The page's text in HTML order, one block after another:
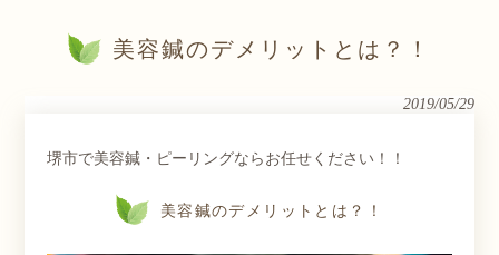
美容鍼のデメリットとは？！
2019/05/29
堺市で美容鍼・ピーリングならお任せください！！
美容鍼のデメリットとは？！